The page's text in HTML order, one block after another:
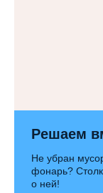
Решаем
Не убран
фонарь?
о ней!